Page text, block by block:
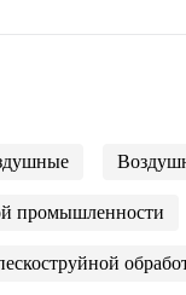
промышленности